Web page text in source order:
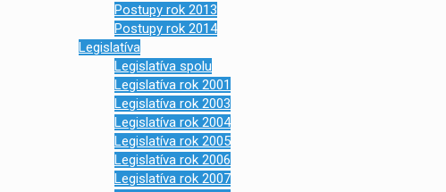
Postupy rok 2013
Postupy rok 2014
Legislatíva
Legislatíva spolu
Legislatíva rok 2001
Legislatíva rok 2003
Legislatíva rok 2004
Legislatíva rok 2005
Legislatíva rok 2006
Legislatíva rok 2007